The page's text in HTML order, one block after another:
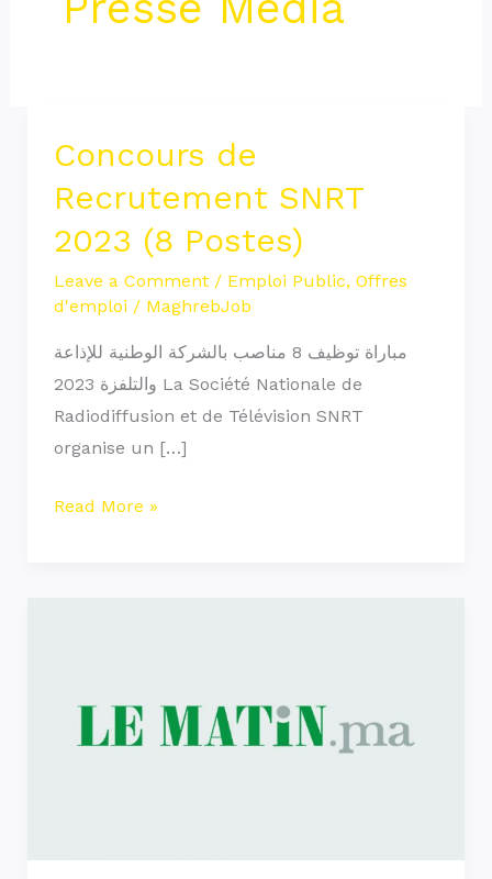
Concours de
Recrutement SNRT
2023 (8 Postes)
Leave a Comment / Emploi Public, Offres
d'emploi / MaghrebJob
مباراة توظيف 8 مناصب بالشركة الوطنية للإذاعة
والتلفزة 2023 La Société Nationale de
Radiodiffusion et de Télévision SNRT
organise un […]
Concours
Recrutement
SNRT
2023
(8
Read More »
recrute
des
embauche